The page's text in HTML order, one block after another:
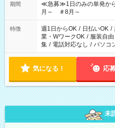
期間
≪急募≫1日のみの単発か
月～ ＃8月～
特徴 週1日からOK / 日払いOK /
業・WワークOK / 服装自由
集 / 電話対応なし / パソコ
気になる！ 応
未